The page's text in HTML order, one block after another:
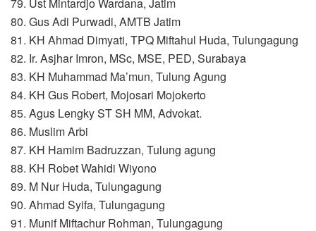
80. Gus Adi Purwadi, AMTB Jatim
81. KH Ahmad Dimyati, TPQ Miftahul Huda, Tulungagung
82. Ir. Asjhar Imron, MSc, MSE, PED, Surabaya
83. KH Muhammad Ma’mun, Tulung Agung
84. KH Gus Robert, Mojosari Mojokerto
85. Agus Lengky ST SH MM, Advokat.
86. Muslim Arbi
87. KH Hamim Badruzzan, Tulung agung
88. KH Robet Wahidi Wiyono
89. M Nur Huda, Tulungagung
90. Ahmad Syifa, Tulungagung
91. Munif Miftachur Rohman, Tulungagung